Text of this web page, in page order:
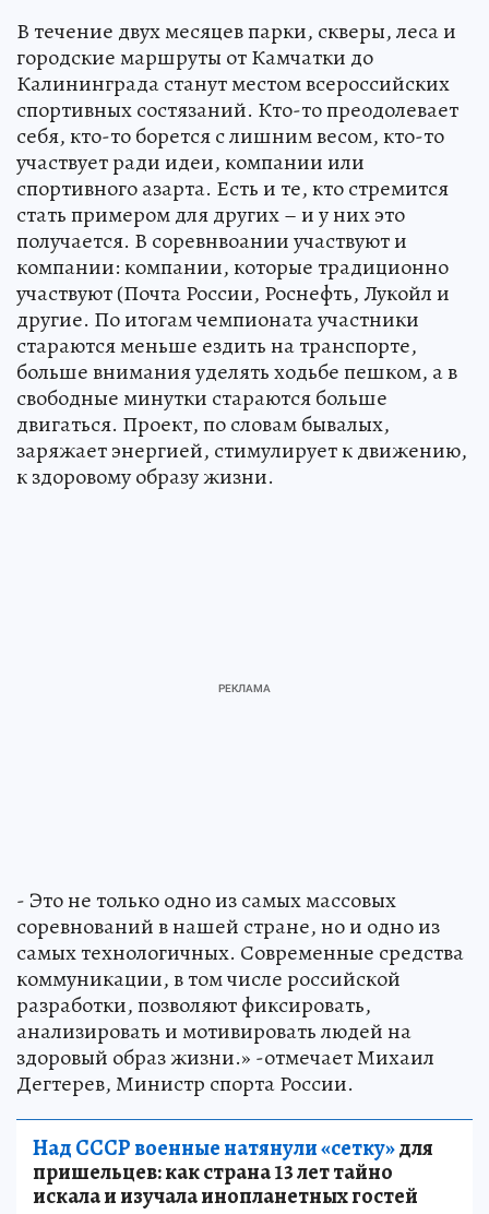
В течение двух месяцев парки, скверы, леса и
городские маршруты от Камчатки до
Калининграда станут местом всероссийских
спортивных состязаний. Кто-то преодолевает
себя, кто-то борется с лишним весом, кто-то
участвует ради идеи, компании или
спортивного азарта. Есть и те, кто стремится
стать примером для других – и у них это
получается. В соревнвоании участвуют и
компании: компании, которые традиционно
участвуют (Почта России, Роснефть, Лукойл и
другие. По итогам чемпионата участники
стараются меньше ездить на транспорте,
больше внимания уделять ходьбе пешком, а в
свободные минутки стараются больше
двигаться. Проект, по словам бывалых,
заряжает энергией, стимулирует к движению,
к здоровому образу жизни.
- Это не только одно из самых массовых
соревнований в нашей стране, но и одно из
самых технологичных. Современные средства
коммуникации, в том числе российской
разработки, позволяют фиксировать,
анализировать и мотивировать людей на
здоровый образ жизни.» -отмечает Михаил
Дегтерев, Министр спорта России.
Над СССР военные натянули «сетку»для
пришельцев: как страна 13 лет тайно
искала и изучала инопланетных гостей